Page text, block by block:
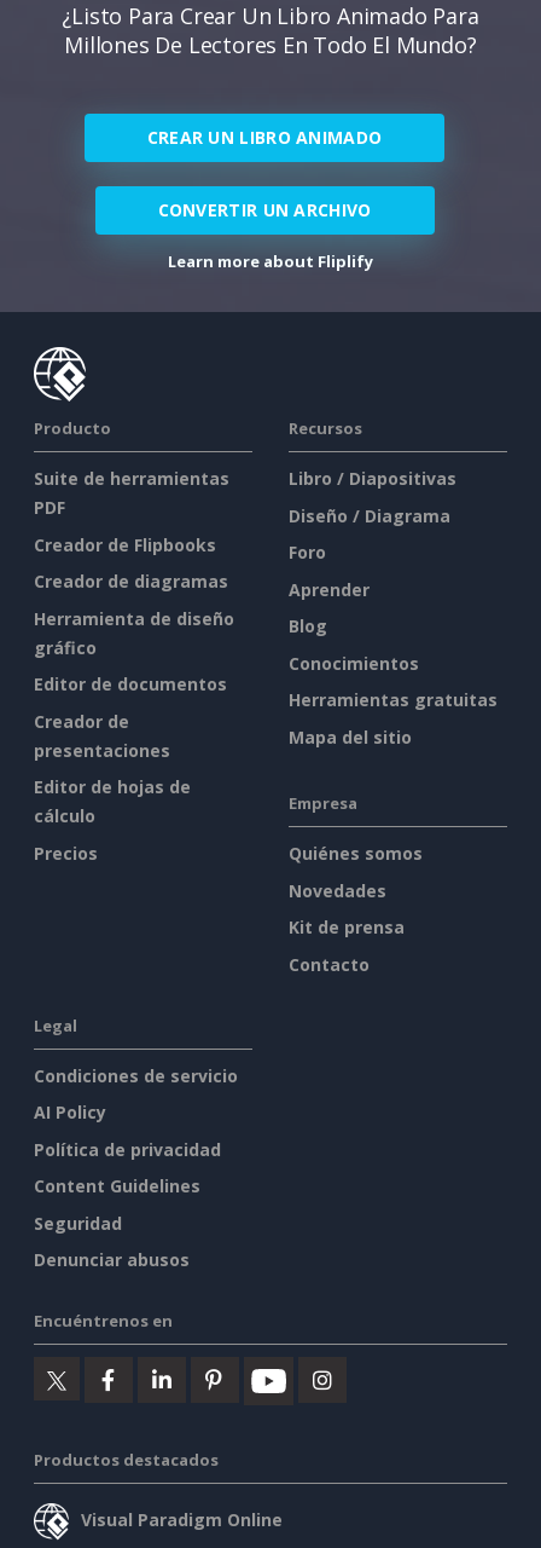
¿Listo Para Crear Un Libro Animado Para
Millones De Lectores En Todo El Mundo?
CREAR UN LIBRO ANIMADO
CONVERTIR UN ARCHIVO
Learn more about Fliplify
Producto
Suite de herramientas
PDF
Creador de Flipbooks
Creador de diagramas
Herramienta de diseño
gráfico
Editor de documentos
Creador de
presentaciones
Editor de hojas de
cálculo
Precios
Recursos
Libro / Diapositivas
Diseño / Diagrama
Foro
Aprender
Blog
Conocimientos
Herramientas gratuitas
Mapa del sitio
Empresa
Quiénes somos
Novedades
Kit de prensa
Contacto
Legal
Condiciones de servicio
AI Policy
Política de privacidad
Content Guidelines
Seguridad
Denunciar abusos
Encuéntrenos en
Productos destacados
Visual Paradigm Online